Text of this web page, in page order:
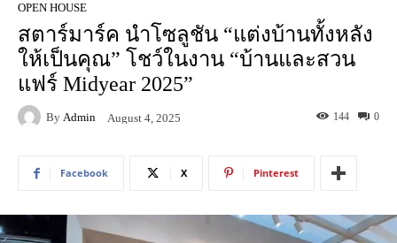
OPEN HOUSE
สตาร์มาร์ค นำโซลูชัน “แต่งบ้านทั้งหลัง
ให้เป็นคุณ” โชว์ในงาน “บ้านและสวน
แฟร์ Midyear 2025”
By Admin August 4, 2025 0
144
Facebook X Pinterest